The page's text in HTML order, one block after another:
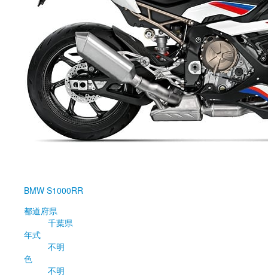
BMW S1000RR
都道府県
千葉県
年式
不明
色
不明